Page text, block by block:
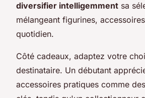
diversifier intelligemment sa
mélangeant figurines,
quotidien.
Côté cadeaux, adaptez votre
destinataire. Un débutant
accessoires pratiques comme